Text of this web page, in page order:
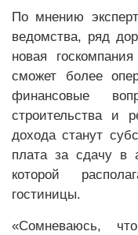
По мнению
ведомства, ряд
новая
сможет более
финансовые
строительства и
дохода станут
плата за сдачу в
которой
гостиницы.
«Сомневаюсь,